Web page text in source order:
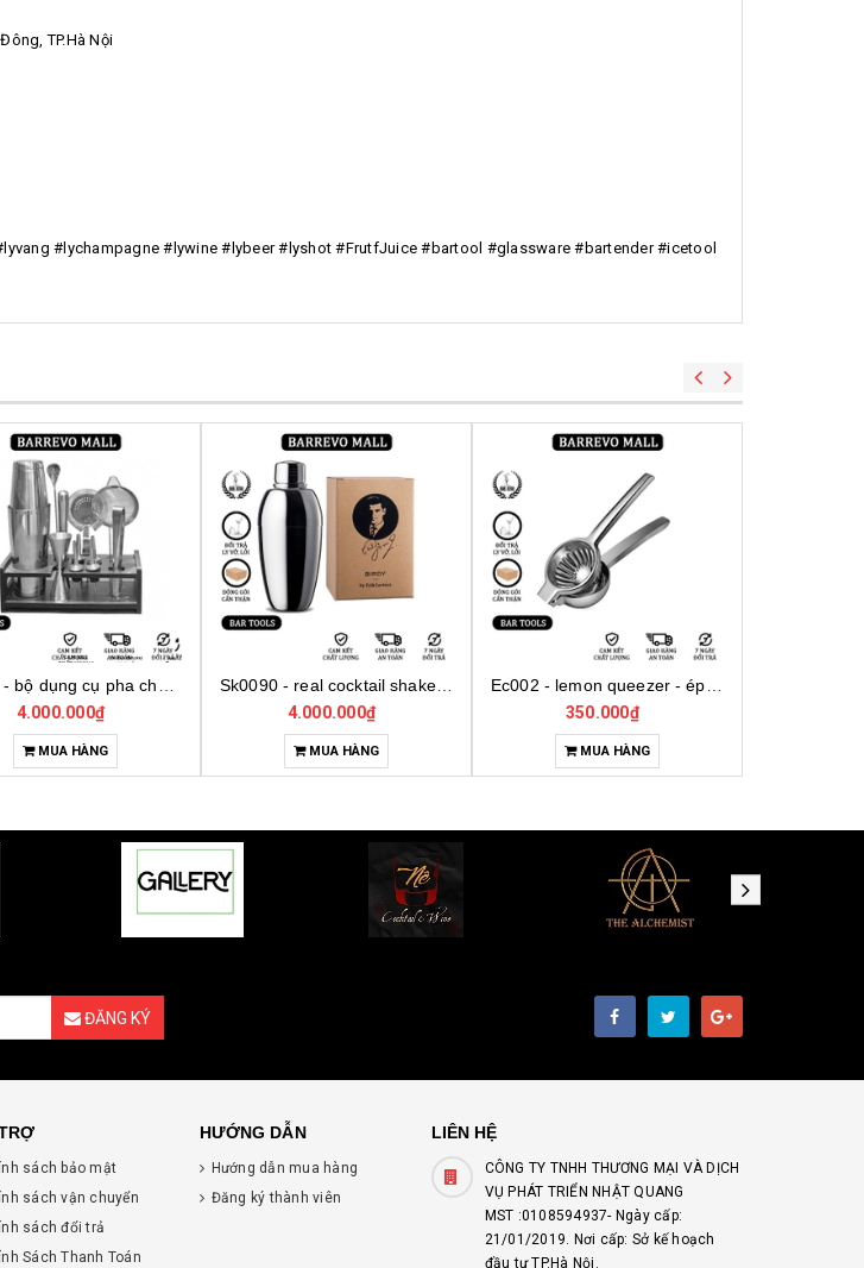
TP.Hà Nội
#lychampagne #lywine #lybeer #lyshot #FrutfJuice #bartool #glassware #bartender #icetool
4.000.000₫
MUA HÀNG
Sk0090 - real cocktail shaker birdy
4.000.000₫
MUA HÀNG
350.000₫
MUA HÀNG
ĐĂNG KÝ
sách bảo mật
sách vận chuyển
sách đổi trả
Sách Thanh Toán
HƯỚNG DẪN
Hướng dẫn mua hàng
Đăng ký thành viên
LIÊN HỆ
CÔNG TY TNHH THƯƠNG MẠI VÀ DỊCH
VỤ PHÁT TRIỂN NHẬT QUANG
MST :0108594937- Ngày cấp:
21/01/2019. Nơi cấp: Sở kế hoạch
đầu tư TP.Hà Nội.